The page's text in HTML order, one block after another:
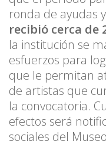
ronda de ayudas
recibió cerca de
la institución se
esfuerzos para
que le permitan
de artistas que
la convocatoria.
efectos será
sociales del